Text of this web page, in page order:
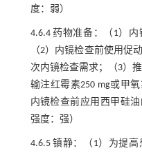
度：弱）
4.6.4 药物准备：（1）
（2）内镜检查前使用促
次内镜检查需求；（3）
输注红霉素250 mg或甲
内镜检查前应用西甲硅
强度：强）
4.6.5 镇静：（1）为提